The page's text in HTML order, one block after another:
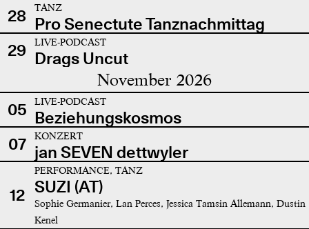
28
TANZ
Pro Senectute Tanznachmittag
29
LIVE-PODCAST
Drags Uncut
November 2026
05 LIVE-PODCAST
Beziehungskosmos
07
KONZERT
jan SEVEN dettwyler
12
PERFORMANCE, TANZ
SUZI (AT)
Sophie Germanier, Lan Perces, Jessica Tamsin Allemann, Dustin
Kenel